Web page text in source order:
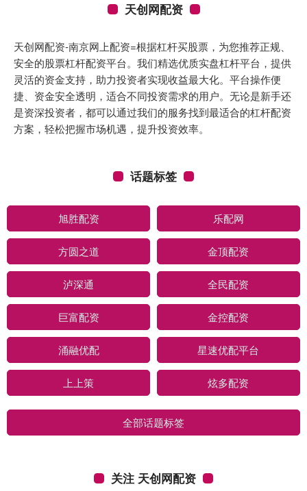
天创网配资
天创网配资-南京网上配资=根据杠杆买股票，为您推荐正规、
安全的股票杠杆配资平台。我们精选优质实盘杠杆平台，提供
灵活的资金支持，助力投资者实现收益最大化。平台操作便
捷、资金安全透明，适合不同投资需求的用户。无论是新手还
是资深投资者，都可以通过我们的服务找到最适合的杠杆配资
方案，轻松把握市场机遇，提升投资效率。
话题标签
旭胜配资 乐配网
方圆之道 金顶配资
泸深通 全民配资
巨富配资 金控配资
涌融优配 星速优配平台
上上策 炫多配资
全部话题标签
关注 天创网配资